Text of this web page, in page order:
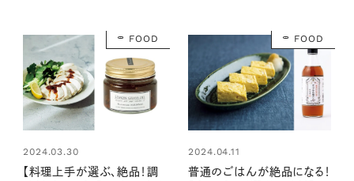
FOOD
2024.03.30
【料理上手が選ぶ、絶品！調
FOOD
2024.04.11
普通のごはんが絶品になる！